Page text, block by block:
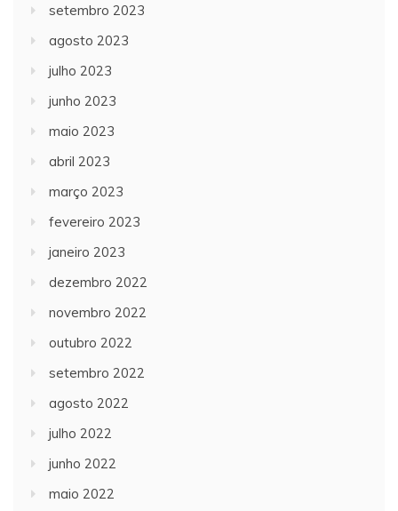
setembro 2023
agosto 2023
julho 2023
junho 2023
maio 2023
abril 2023
março 2023
fevereiro 2023
janeiro 2023
dezembro 2022
novembro 2022
outubro 2022
setembro 2022
agosto 2022
julho 2022
junho 2022
maio 2022